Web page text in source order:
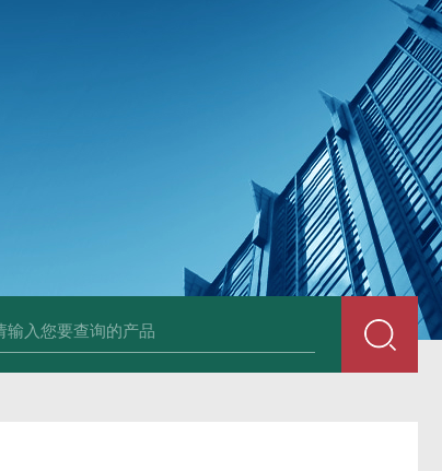
HT808300kg带座椅轮椅秤 血透室轮椅